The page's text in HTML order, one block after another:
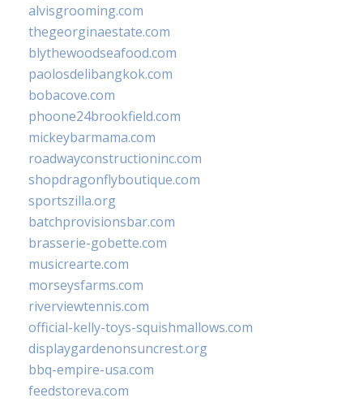
alvisgrooming.com
thegeorginaestate.com
blythewoodseafood.com
paolosdelibangkok.com
bobacove.com
phoone24brookfield.com
mickeybarmama.com
roadwayconstructioninc.com
shopdragonflyboutique.com
sportszilla.org
batchprovisionsbar.com
brasserie-gobette.com
musicrearte.com
morseysfarms.com
riverviewtennis.com
official-kelly-toys-squishmallows.com
displaygardenonsuncrest.org
bbq-empire-usa.com
feedstoreva.com